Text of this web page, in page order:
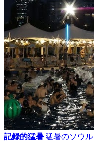
記録的猛暑 猛暑のソウ